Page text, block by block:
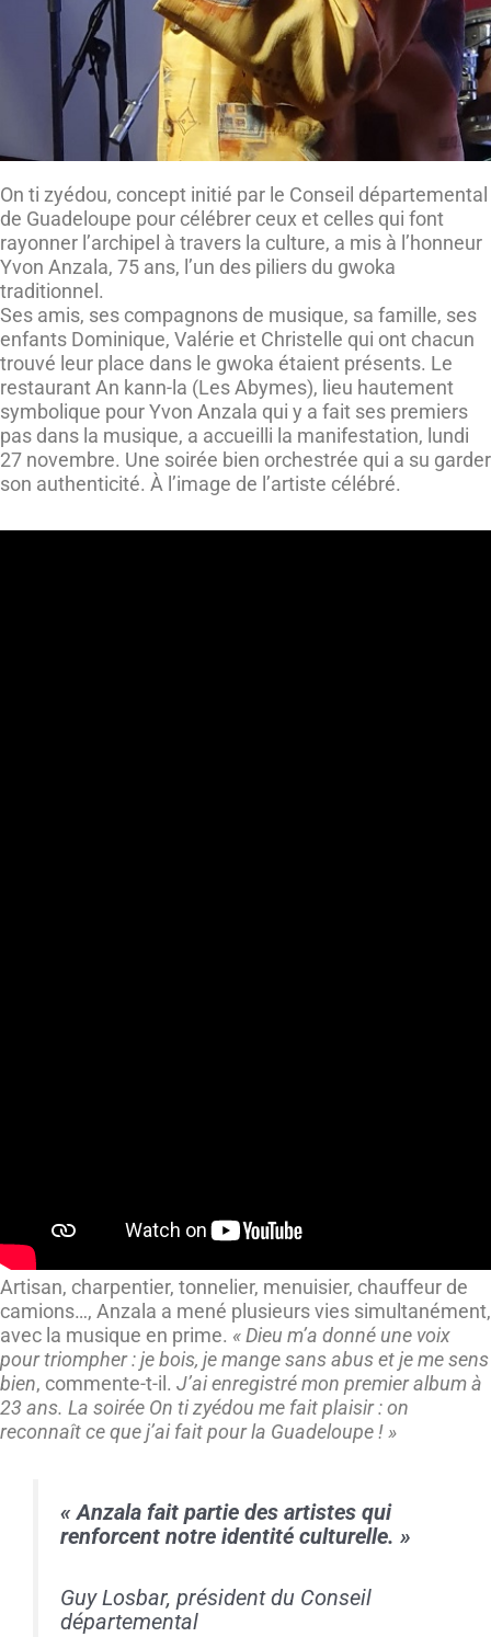
On ti zyédou, concept initié par le Conseil départemental
de Guadeloupe pour célébrer ceux et celles qui font
rayonner l’archipel à travers la culture, a mis à l’honneur
Yvon Anzala, 75 ans, l’un des piliers du gwoka
traditionnel.
Ses amis, ses compagnons de musique, sa famille, ses
enfants Dominique, Valérie et Christelle qui ont chacun
trouvé leur place dans le gwoka étaient présents. Le
restaurant An kann-la (Les Abymes), lieu hautement
symbolique pour Yvon Anzala qui y a fait ses premiers
pas dans la musique, a accueilli la manifestation, lundi
27 novembre. Une soirée bien orchestrée qui a su garder
son authenticité. À l’image de l’artiste célébré.
Artisan, charpentier, tonnelier, menuisier, chauffeur de
camions…, Anzala a mené plusieurs vies simultanément,
avec la musique en prime. « Dieu m’a donné une voix
pour triompher : je bois, je mange sans abus et je me sens
bien, commente-t-il. J’ai enregistré mon premier album à
23 ans. La soirée On ti zyédou me fait plaisir : on
reconnaît ce que j’ai fait pour la Guadeloupe ! »
«Anzala fait partie des artistes qui
renforcent notre identité culturelle. »
Guy Losbar, président du Conseil
départemental